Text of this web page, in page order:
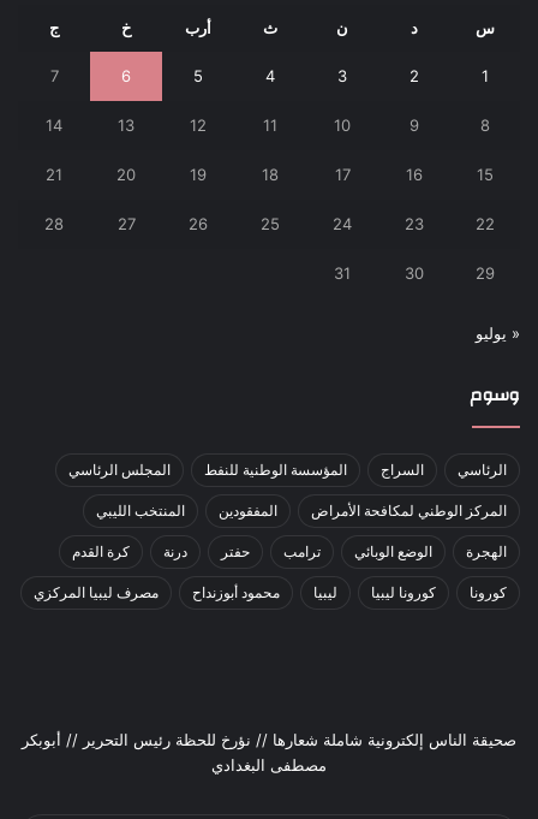
س د ن ث أرب خ ج
1
2
3
4
5
6
7
8
9
10
11
12
13
14
15
16
17
18
19
20
21
22
23
24
25
26
27
28
29
30
31
« يوليو
وسوم
الرئاسي السراج المؤسسة الوطنية للنفط المجلس الرئاسي
المركز الوطني لمكافحة الأمراض المفقودين المنتخب الليبي
الهجرة الوضع الوبائي ترامب حفتر درنة كرة القدم
كورونا كورونا ليبيا ليبيا محمود أبوزنداح مصرف ليبيا المركزي
صحيقة الناس إلكترونية شاملة شعارها // نؤرخ للحظة رئيس التحرير // أبوبكر
مصطفى البغدادي